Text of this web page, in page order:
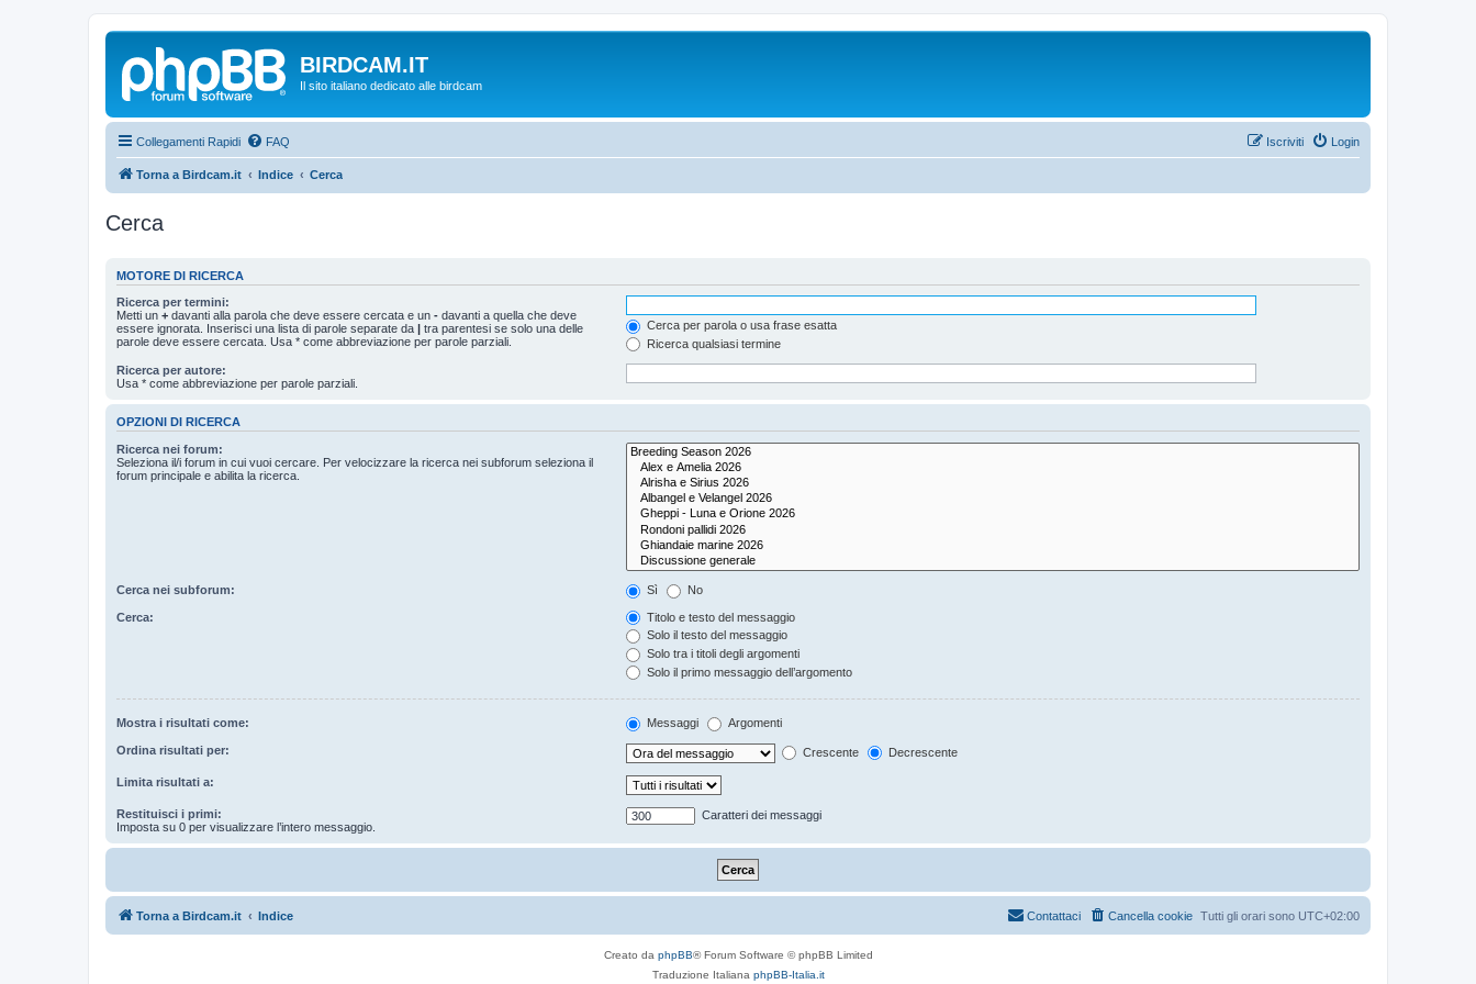
BIRDCAM.IT
Il sito italiano dedicato alle birdcam
Collegamenti Rapidi FAQ Login
Iscriviti
Torna a Birdcam.it Indice Cerca
Cerca
MOTORE DI RICERCA
Ricerca per termini:
Metti un + davanti alla parola che deve essere cercata e un - davanti a quella che deve
essere ignorata. Inserisci una lista di parole separate da | tra parentesi se solo una delle
parole deve essere cercata. Usa * come abbreviazione per parole parziali.
Cerca per parola o usa frase esatta
Ricerca qualsiasi termine
Ricerca per autore:
Usa * come abbreviazione per parole parziali.
OPZIONI DI RICERCA
Ricerca nei forum:
Seleziona il/i forum in cui vuoi cercare. Per velocizzare la ricerca nei subforum seleziona il
forum principale e abilita la ricerca.
Cerca nei subforum: Sì No
Cerca:
Titolo e testo del messaggio
Solo il testo del messaggio
Solo tra i titoli degli argomenti
Solo il primo messaggio dell’argomento
Mostra i risultati come: Messaggi Argomenti
Ordina risultati per: Crescente Decrescente
Limita risultati a:
Restituisci i primi:
Imposta su 0 per visualizzare l’intero messaggio.
Caratteri dei messaggi
Torna a Birdcam.it Indice Tutti gli orari sono UTC+02:00
Cancella cookie
Contattaci
Creato da phpBB® Forum Software © phpBB Limited
Traduzione Italiana phpBB-Italia.it